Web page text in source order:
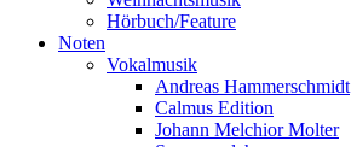
Hörbuch/Feature
Noten
Vokalmusik
Andreas Hammerschmidt
Calmus Edition
Johann Melchior Molter